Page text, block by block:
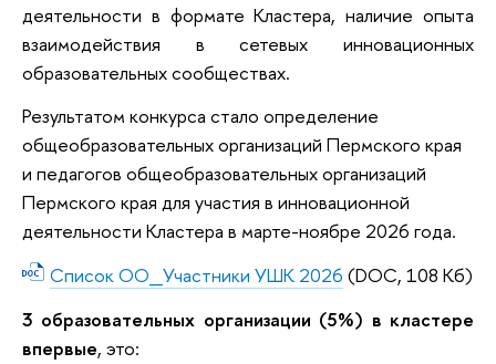
деятельности в формате Кластера, наличие опыта
взаимодействия в сетевых инновационных
образовательных сообществах.
Результатом конкурса стало определение
общеобразовательных организаций Пермского края
и педагогов общеобразовательных организаций
Пермского края для участия в инновационной
деятельности Кластера в марте-ноябре 2026 года.
Список ОО_Участники УШК 2026 (DOC, 108 Кб)
3 образовательных организации (5%) в кластере
впервые, это: